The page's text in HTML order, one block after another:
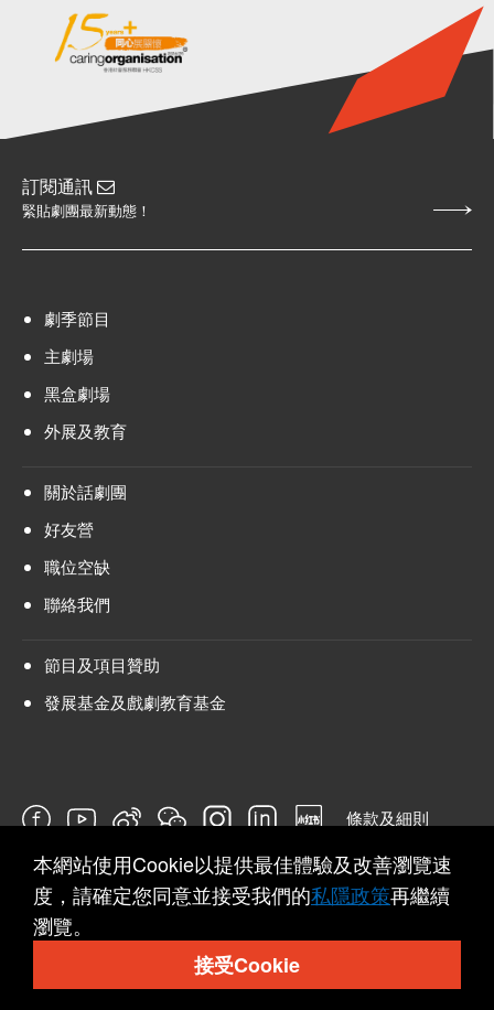
訂閱通訊
緊貼劇團最新動態！
劇季節目
主劇場
黑盒劇場
外展及教育
關於話劇團
好友營
職位空缺
聯絡我們
節目及項目贊助
發展基金及戲劇教育基金
條款及細則
問卷
© 2026 Hong Kong Repertory Theatre All rights reserved.
本網站使用Cookie以提供最佳體驗及改善瀏覽速
度，請確定您同意並接受我們的私隱政策再繼續
瀏覽。
接受Cookie